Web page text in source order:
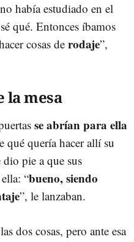
había estudiado en el
qué. Entonces íbamos
cosas de rodaje”,
la mesa
se abrían para ella
qué quería hacer allí su
dio pie a que sus
“bueno, siendo
”, le lanzaban.
dos cosas, pero ante esa